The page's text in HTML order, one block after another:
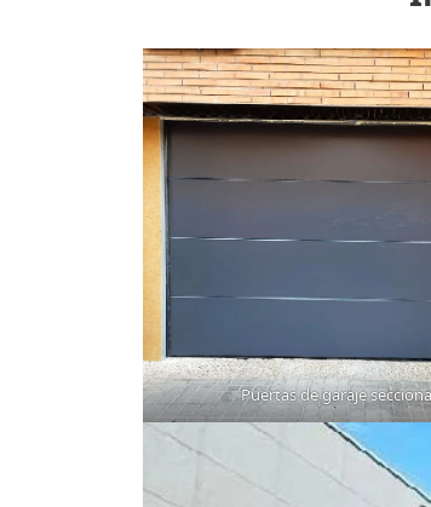
Puertas de garaje